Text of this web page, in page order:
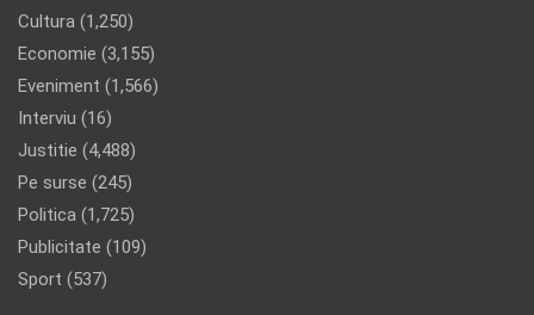
Cultura (1,250)
Economie (3,155)
Eveniment (1,566)
Interviu (16)
Justitie (4,488)
Pe surse (245)
Politica (1,725)
Publicitate (109)
Sport (537)